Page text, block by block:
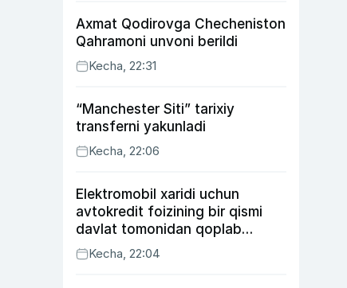
Axmat Qodirovga Checheniston
Qahramoni unvoni berildi
Kecha, 22:31
“Manchester Siti” tarixiy
transferni yakunladi
Kecha, 22:06
Elektromobil xaridi uchun
avtokredit foizining bir qismi
davlat tomonidan qoplab
berilishi mumkin
Kecha, 22:04